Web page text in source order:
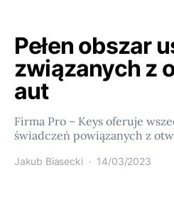
Pełen obszar
związanych z
aut
Firma Pro – Keys oferuje
świadczeń powiązanych z
Jakub Biasecki 14/03/2023